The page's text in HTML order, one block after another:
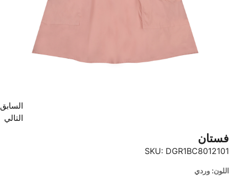
السابق
التالي
فستان
SKU: DGR1BC8012101
اللون: وردي